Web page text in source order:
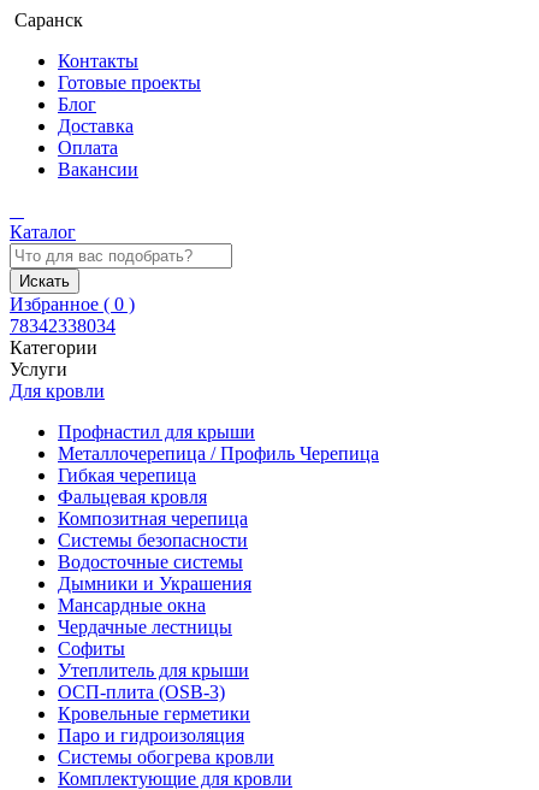
Саранск
Контакты
Готовые проекты
Блог
Доставка
Оплата
Вакансии
Каталог
Искать
Избранное ( 0 )
78342338034
Категории
Услуги
Для кровли
Профнастил для крыши
Металлочерепица / Профиль Черепица
Гибкая черепица
Фальцевая кровля
Композитная черепица
Системы безопасности
Водосточные системы
Дымники и Украшения
Мансардные окна
Чердачные лестницы
Софиты
Утеплитель для крыши
ОСП-плита (OSB-3)
Кровельные герметики
Паро и гидроизоляция
Системы обогрева кровли
Комплектующие для кровли